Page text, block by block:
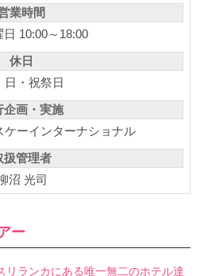
業時間
日 10:00～18:00
休日
日・祝祭日
企画・実施
ケーインターナショナル
扱管理者
沼 光司
ー
リランカにある唯一無二のホテル達